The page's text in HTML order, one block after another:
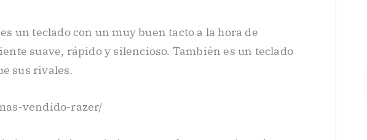
es un teclado con un muy buen tacto a la hora de
suave, rápido y silencioso. También es un teclado
sus rivales.
vendido-razer/